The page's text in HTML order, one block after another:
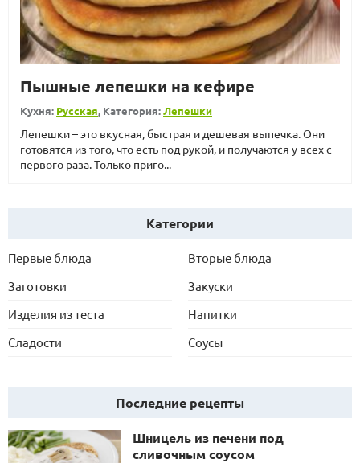
Пышные лепешки на кефире
Кухня: Русская, Категория:Лепешки
Лепешки – это вкусная, быстрая и дешевая выпечка. Они
готовятся из того, что есть под рукой, и получаются у всех с
первого раза. Только приго...
Категории
Первые блюда
Вторые блюда
Заготовки
Закуски
Изделия из теста
Напитки
Сладости
Соусы
Последние рецепты
Шницель из печени под
сливочным соусом